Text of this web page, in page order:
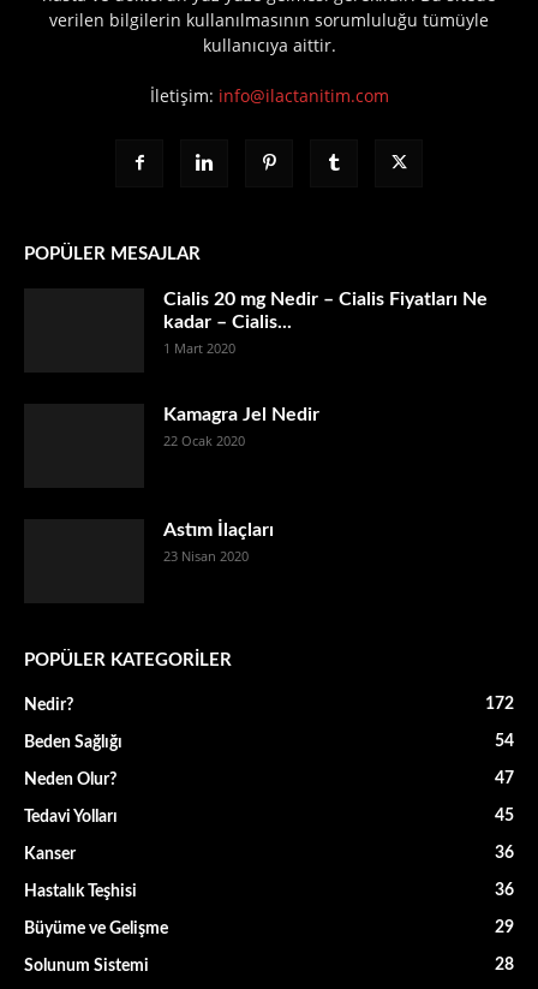
verilen bilgilerin kullanılmasının sorumluluğu tümüyle
kullanıcıya aittir.
İletişim: info@ilactanitim.com
POPÜLER MESAJLAR
Cialis 20 mg Nedir – Cialis Fiyatları Ne
kadar – Cialis...
1 Mart 2020
Kamagra Jel Nedir
22 Ocak 2020
Astım İlaçları
23 Nisan 2020
POPÜLER KATEGORİLER
Nedir? 172
Beden Sağlığı 54
Neden Olur? 47
Tedavi Yolları 45
Kanser 36
Hastalık Teşhisi 36
Büyüme ve Gelişme 29
Solunum Sistemi 28